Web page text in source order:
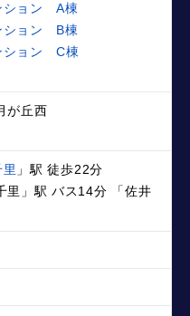
ション A棟
ション B棟
ション C棟
が丘西
」駅 徒歩22分
里」駅 バス14分 「佐井